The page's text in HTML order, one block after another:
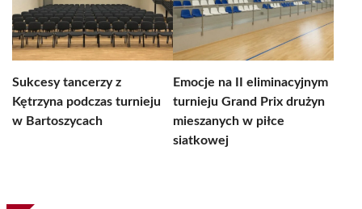
Sukcesy tancerzy z
Kętrzyna podczas turnieju
w Bartoszycach
Emocje na II eliminacyjnym
turnieju Grand Prix drużyn
mieszanych w piłce
siatkowej